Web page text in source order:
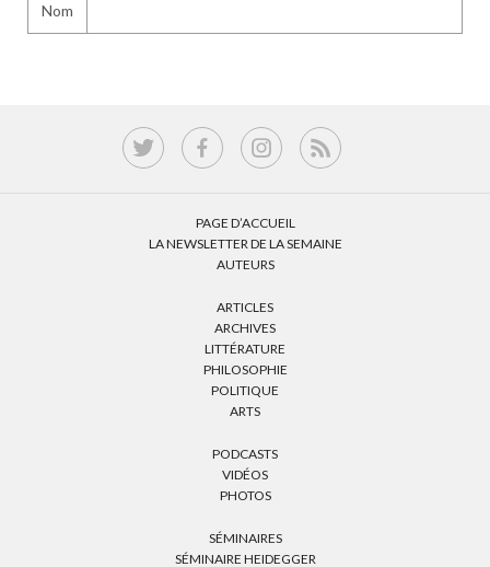
Nom
PAGE D’ACCUEIL
LA NEWSLETTER DE LA SEMAINE
AUTEURS
ARTICLES
ARCHIVES
LITTÉRATURE
PHILOSOPHIE
POLITIQUE
ARTS
PODCASTS
VIDÉOS
PHOTOS
SÉMINAIRES
SÉMINAIRE HEIDEGGER